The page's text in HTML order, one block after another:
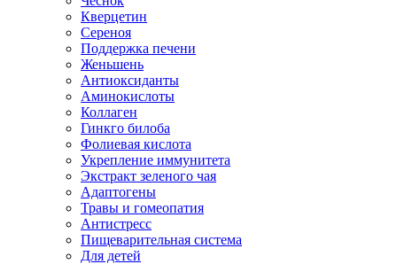
Кверцетин
Сереноя
Поддержка печени
Женьшень
Антиоксиданты
Аминокислоты
Коллаген
Гинкго билоба
Фолиевая кислота
Укрепление иммунитета
Экстракт зеленого чая
Адаптогены
Травы и гомеопатия
Антистресс
Пищеварительная система
Для детей